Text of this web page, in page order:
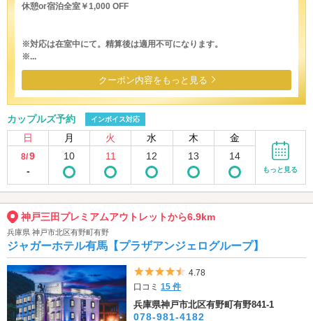
休憩or宿泊全室￥1,000 OFF
※対応は在室中にて。精算後は適用不可になります。
※...
クーポン内容をもっと見る
カップルズ予約 インボイス対応
日 月 火 水 木 金
8/9
-
10 11 12 13 14
もっと見る
神戸三田プレミアムアウトレットから6.9km
兵庫県 神戸市北区有野町有野
ジャガーホテル有馬【プラザアンジェログループ】
5つ星のうち4.5
4.78
口コミ15 件
兵庫県神戸市北区有野町有野841-1
078-981-4182